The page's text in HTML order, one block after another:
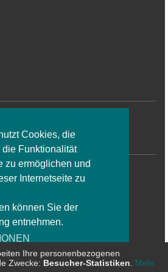
Cookies, die
Funktionalität
zu ermöglichen und
Internetseite zu
können Sie der
entnehmen.
Ihre personenbezogenen
Zwecke: Besucher-Statistiken
Mehr